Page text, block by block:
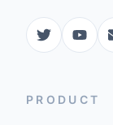
PRODUCT